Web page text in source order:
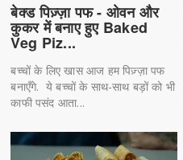
बेक्ड पिज़्ज़ा पफ - ओवन और
कुकर में बनाए हुए Baked
Veg Piz...
बच्चों के लिए खास आज हम पिज़्ज़ा पफ
बनाएँगे. ये बच्चों के साथ-साथ बड़ों को भी
काफी पसंद आता...